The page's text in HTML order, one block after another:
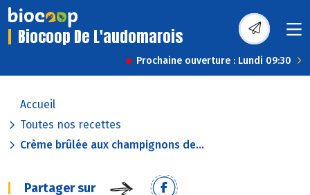
Biocoop De L'audomarois
Prochaine ouverture : Lundi 09:30
Accueil
Toutes nos recettes
Crème brûlée aux champignons de...
Partager sur